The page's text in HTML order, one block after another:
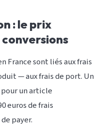
: le prix
France sont liés aux frais
— aux frais de port. Un
un article
euros de frais
payer.